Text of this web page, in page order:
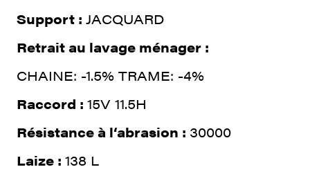
Support : JACQUARD
Retrait au lavage ménager :
CHAINE: -1.5% TRAME: -4%
Raccord : 15V 11.5H
Résistance à l‘abrasion : 30000
Laize : 138 L